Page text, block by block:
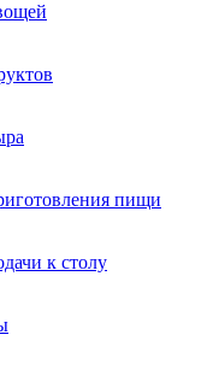
пищи
к столу